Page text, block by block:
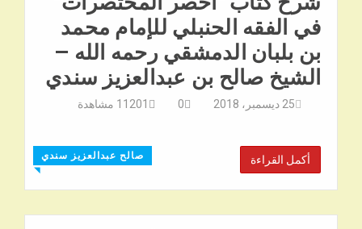
في الفقه الحنبلي للإمام محمد
بن بلبان الدمشقي رحمه الله –
الشيخ صالح بن عبدالعزيز سندي
25 ديسمبر، 2018 0
11201 مشاهدة
صالح عبدالعزيز سندي
◥
أكمل القراءة